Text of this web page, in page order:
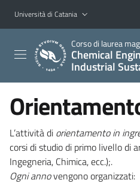
Vai al contenuto principale
Vai al menu di navigazione
Università di Catania
Corso di laurea
Chemical
Industrial
L’attività di orientamento in
corsi di studio di primo livello di
Ingegneria, Chimica, ecc.);.
Ogni annovengono organizzati: